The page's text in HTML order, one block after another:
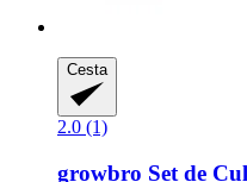
Cesta
2.0 (1)
growbro Set de